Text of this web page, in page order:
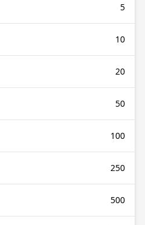
5
10
20
50
100
250
500